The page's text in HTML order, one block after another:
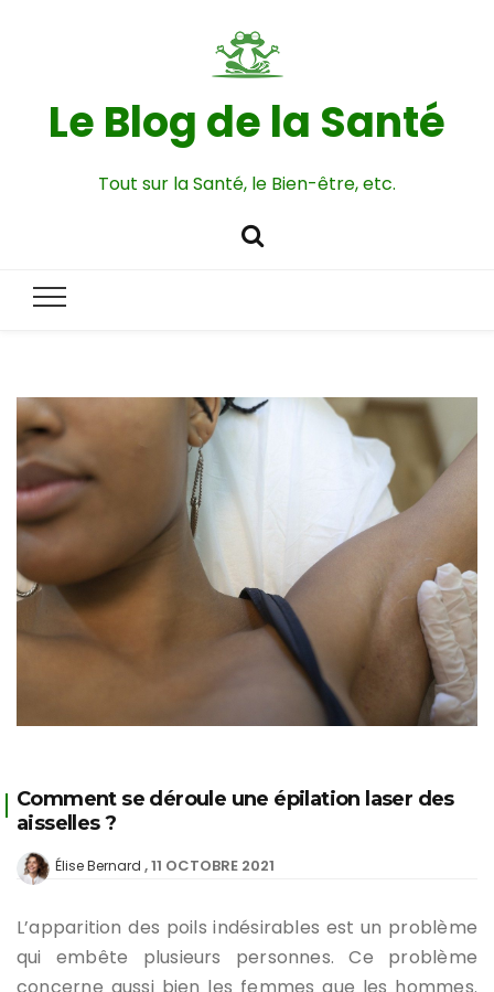
Le Blog de la Santé
Tout sur la Santé, le Bien-être, etc.
Comment se déroule une épilation laser des
aisselles ?
Élise Bernard 11 OCTOBRE 2021
L’apparition des poils indésirables est un problème
qui embête plusieurs personnes. Ce problème
concerne aussi bien les femmes que les hommes.